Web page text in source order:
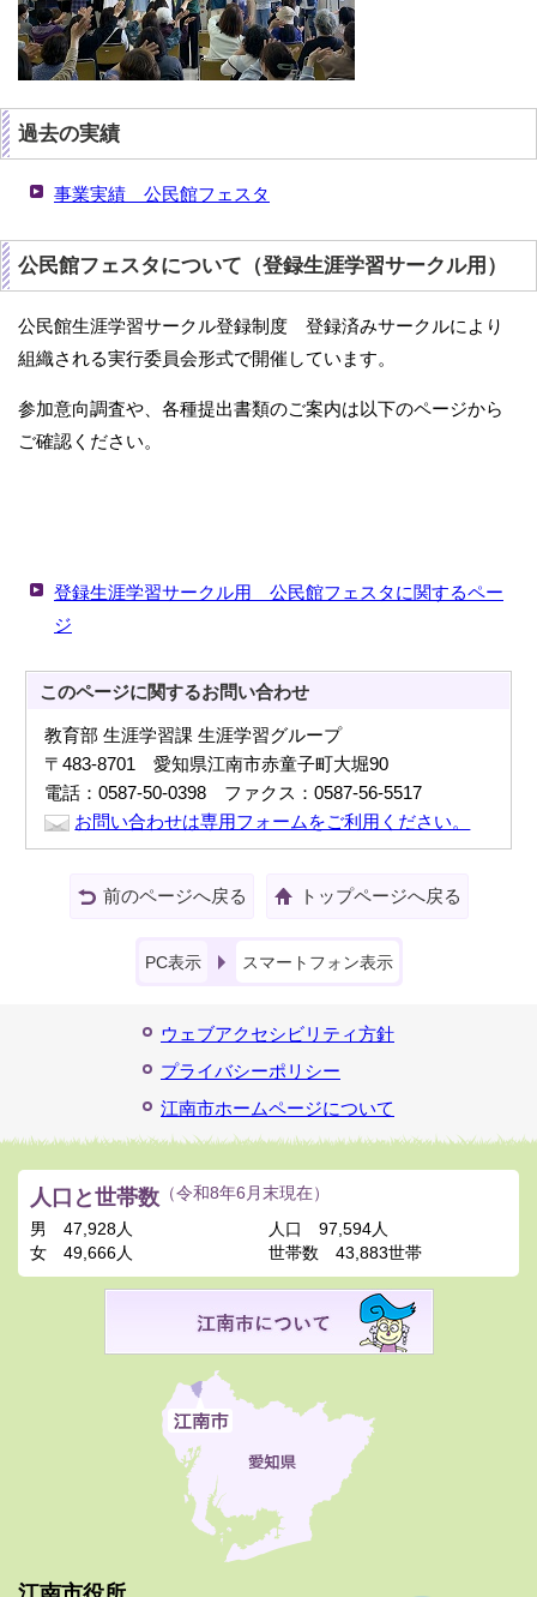
過去の実績
事業実績 公民館フェスタ
公民館フェスタについて（登録生涯学習サークル用）
公民館生涯学習サークル登録制度 登録済みサークルにより
組織される実行委員会形式で開催しています。
参加意向調査や、各種提出書類のご案内は以下のページから
ご確認ください。
登録生涯学習サークル用 公民館フェスタに関するペー
ジ
このページに関するお問い合わせ
教育部 生涯学習課 生涯学習グループ
〒483-8701 愛知県江南市赤童子町大堀90
電話：0587-50-0398 ファクス：0587-56-5517
お問い合わせは専用フォームをご利用ください。
前のページへ戻る トップページへ戻る
PC表示 スマートフォン表示
ウェブアクセシビリティ方針
プライバシーポリシー
江南市ホームページについて
人口と世帯数 （令和8年6月末現在）
男
47,928人
女
49,666人
人口
97,594人
世帯数
43,883世帯